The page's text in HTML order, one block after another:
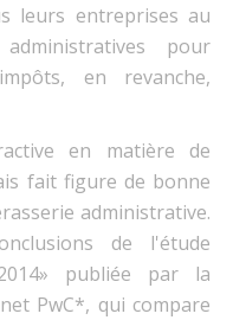
leurs entreprises au
pour
en revanche,
en matière de
fait figure de bonne
administrative.
de l'étude
publiée par la
PwC*, qui compare